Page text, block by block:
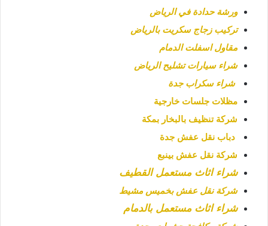
ورشة حدادة في الرياض
تركيب زجاج سكريت بالرياض
مقاول اسفلت الدمام
شراء سيارات تشليح الرياض
شراء سكراب جدة
مظلات جلسات خارجية
شركة تنظيف بالبخار بمكة
دباب نقل عفش جدة
شركة نقل عفش بينبع
شراء اثاث مستعمل القطيف
شركة نقل عفش بخميس مشيط
شراء اثاث مستعمل بالدمام